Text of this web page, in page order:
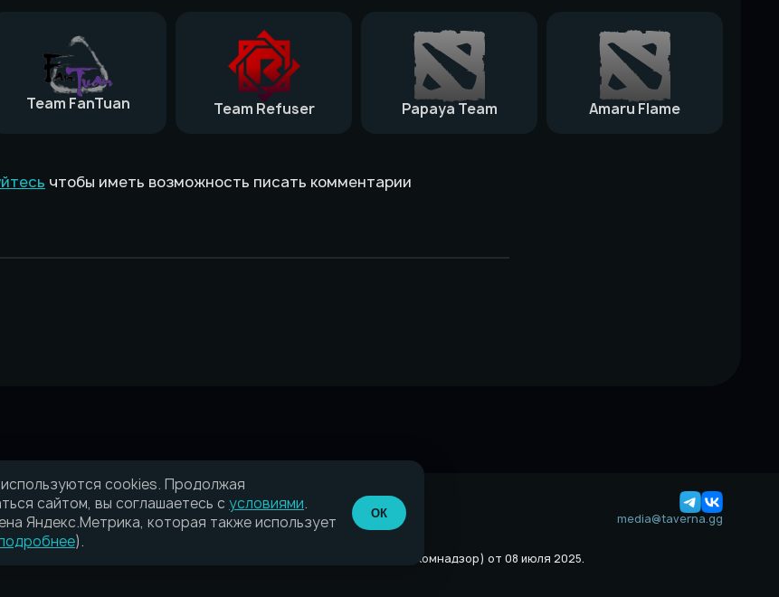
Team FanTuan Team Refuser Papaya Team Amaru Flame
чтобы иметь возможность писать комментарии
media@taverna.gg
связи, информационных технологий и массовых коммуникаций (Роскомнадзор) от 08 июля 2025.
cookies. Продолжая
сайтом, вы соглашаетесь с условиями.
Яндекс.Метрика, которая также использует
).
ОК